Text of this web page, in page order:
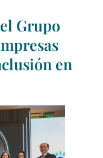
Grupo
en